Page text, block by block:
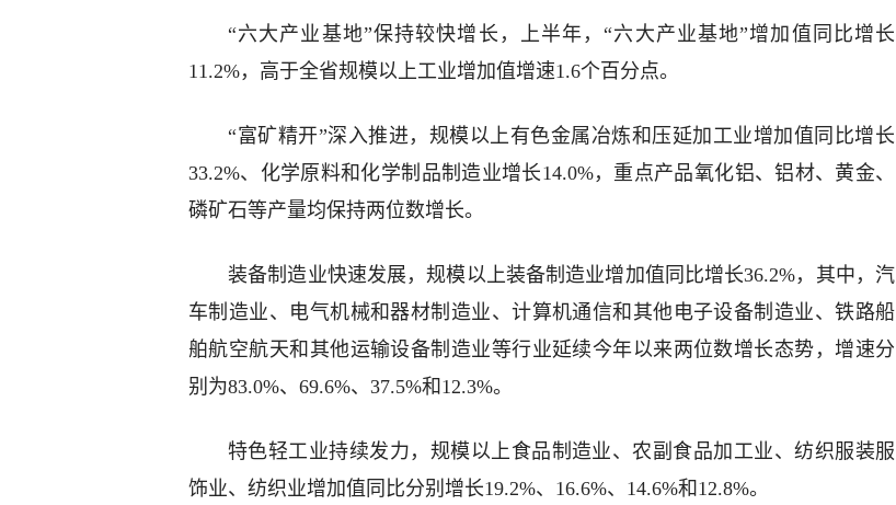
“六大产业基地”保持较快增长，上半年，“六大产业基地”增加值同比增长
11.2%，高于全省规模以上工业增加值增速1.6个百分点。
“富矿精开”深入推进，规模以上有色金属冶炼和压延加工业增加值同比增长
33.2%、化学原料和化学制品制造业增长14.0%，重点产品氧化铝、铝材、黄金、
磷矿石等产量均保持两位数增长。
装备制造业快速发展，规模以上装备制造业增加值同比增长36.2%，其中，汽
车制造业、电气机械和器材制造业、计算机通信和其他电子设备制造业、铁路船
舶航空航天和其他运输设备制造业等行业延续今年以来两位数增长态势，增速分
别为83.0%、69.6%、37.5%和12.3%。
特色轻工业持续发力，规模以上食品制造业、农副食品加工业、纺织服装服
饰业、纺织业增加值同比分别增长19.2%、16.6%、14.6%和12.8%。